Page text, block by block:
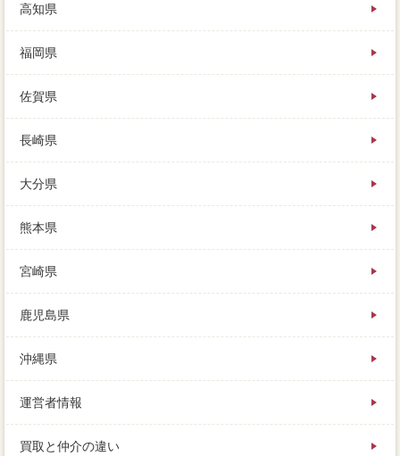
高知県
福岡県
佐賀県
長崎県
大分県
熊本県
宮崎県
鹿児島県
沖縄県
運営者情報
買取と仲介の違い